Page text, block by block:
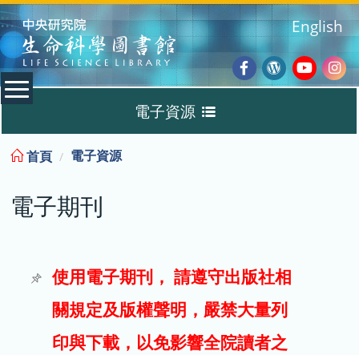
:::
Facebook
Wordpress
English
電子資源
電子期刊
試用
首頁 電子資源
電子期刊
使用電子期刊， 請遵守出版社相
關規定及版權聲明，嚴禁大量列
印與下載，以免影響全院讀者之